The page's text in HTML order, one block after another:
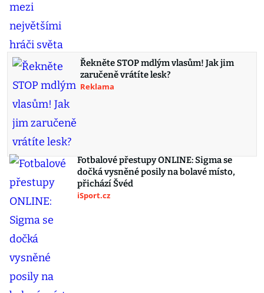
Řekněte STOP mdlým vlasům! Jak jim
zaručeně vrátíte lesk?
Reklama
Fotbalové přestupy ONLINE: Sigma se
dočká vysněné posily na bolavé místo,
přichází Švéd
iSport.cz